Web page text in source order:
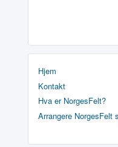
Hjem
Kontakt
Hva er NorgesFelt?
Arrangere NorgesFelt